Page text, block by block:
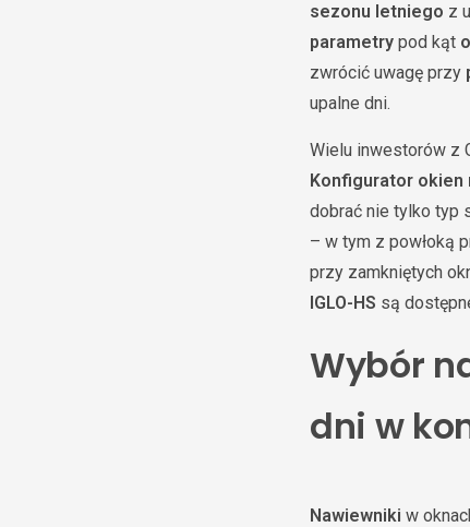
sezonu letniego z
parametry pod kąt
zwrócić uwagę przy
upalne dni.
Wielu inwestorów z
Konfigurator okien
dobrać nie tylko typ
– w tym z powłoką
przy zamkniętych
IGLO-HS są
Wybór
dni w
Nawiewniki w